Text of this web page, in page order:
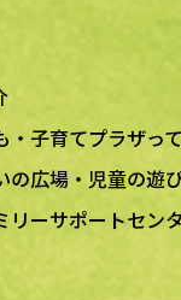
・子育てプラザっ
の広場・児童の遊
リーサポートセン